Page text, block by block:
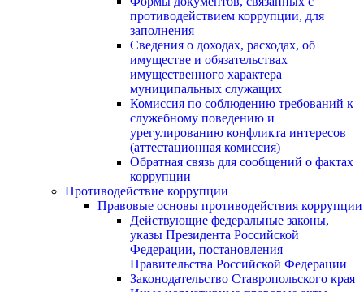
противодействием коррупции, для
заполнения
Сведения о доходах, расходах, об
имуществе и обязательствах
имущественного характера
муниципальных служащих
Комиссия по соблюдению требований к
служебному поведению и
урегулированию конфликта интересов
(аттестационная комиссия)
Обратная связь для сообщений о фактах
коррупции
Противодействие коррупции
Правовые основы противодействия коррупции
Действующие федеральные законы,
указы Президента Российской
Федерации, постановления
Правительства Российской Федерации
Законодательство Ставропольского края